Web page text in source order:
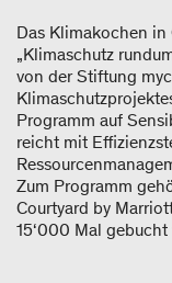
Das Klimakochen
„Klimaschutz
von der Stiftung
Programm auf
reicht mit
Zum Programm
Courtyard by
15‘000 Mal gebucht